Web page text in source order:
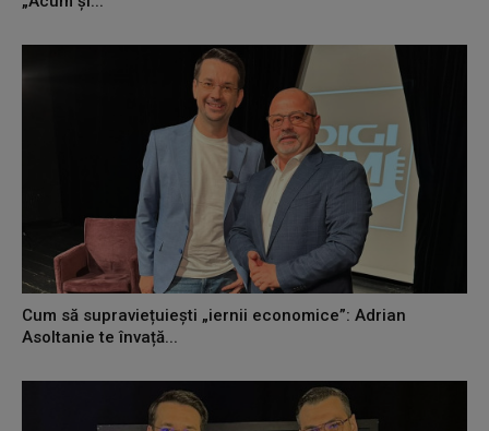
Cum să supraviețuiești „iernii economice”: Adrian
Asoltanie te învață...